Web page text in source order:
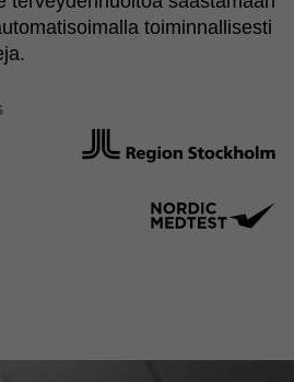
toiminnallisesti